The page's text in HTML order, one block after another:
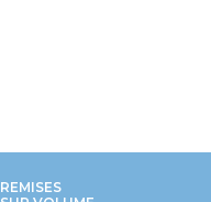
REMISES